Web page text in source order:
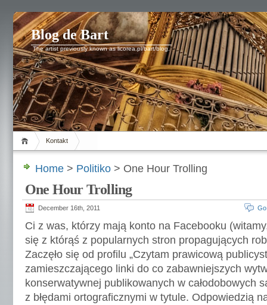
Blog de Bart
The artist previously known as licorea.pl/bart/blog.
Kontakt
Home > Politiko > One Hour Trolling
One Hour Trolling
December 16th, 2011
Ci z was, którzy mają konto na Facebooku
się z którąś z popularnych stron propagujących
Zaczęło się od profilu „Czytam prawicową
zamieszczającego linki do co zabawniejszych
konserwatywnej publikowanych w całodobowych
z błędami ortograficznymi w tytule. Odpowiedzią